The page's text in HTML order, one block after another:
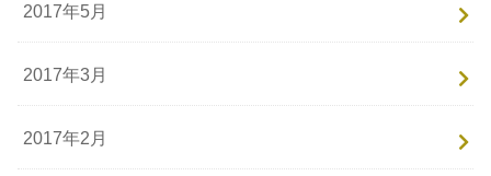
2017年5月
2017年3月
2017年2月